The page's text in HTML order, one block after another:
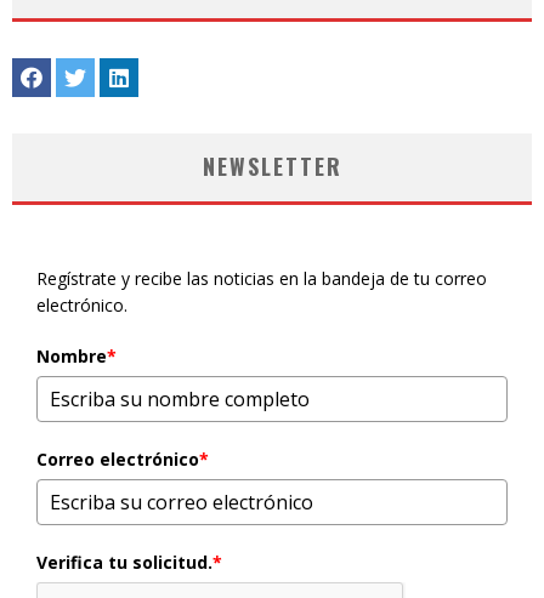
NEWSLETTER
Regístrate y recibe las noticias en la bandeja de tu correo
electrónico.
Nombre*
Correo electrónico*
Verifica tu solicitud.*